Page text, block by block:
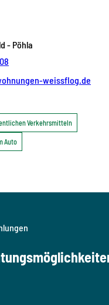
- Pöhla
weissflog.de
Verkehrsmitteln
Auto